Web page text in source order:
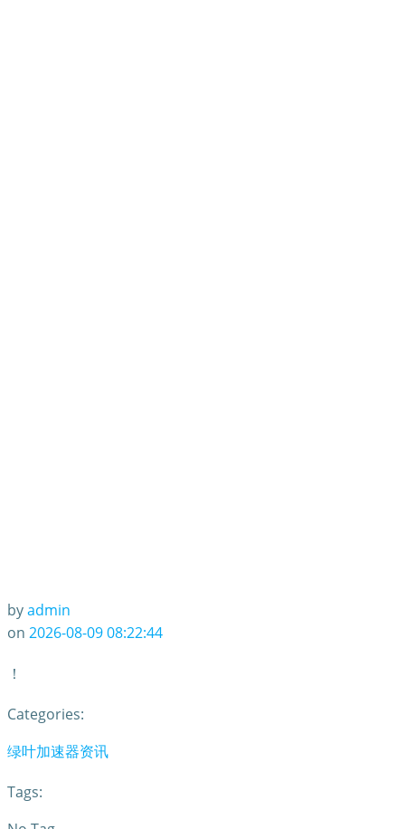
byadmin
on 2026-08-09 08:22:44
！
Categories:
绿叶加速器资讯
Tags: